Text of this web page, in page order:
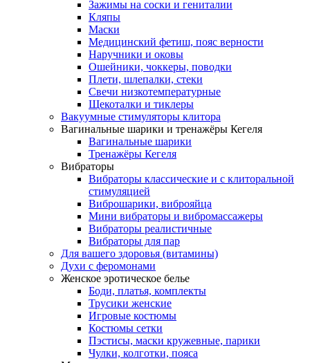
Зажимы на соски и гениталии
Кляпы
Маски
Медицинский фетиш, пояс верности
Наручники и оковы
Ошейники, чоккеры, поводки
Плети, шлепалки, стеки
Свечи низкотемпературные
Щекоталки и тиклеры
Вакуумные стимуляторы клитора
Вагинальные шарики и тренажёры Кегеля
Вагинальные шарики
Тренажёры Кегеля
Вибраторы
Вибраторы классические и с клиторальной
стимуляцией
Виброшарики, виброяйца
Мини вибраторы и вибромассажеры
Вибраторы реалистичные
Вибраторы для пар
Для вашего здоровья (витамины)
Духи с феромонами
Женское эротическое белье
Боди, платья, комплекты
Трусики женские
Игровые костюмы
Костюмы сетки
Пэстисы, маски кружевные, парики
Чулки, колготки, пояса